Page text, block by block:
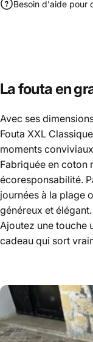
Besoin d'aide pour
La fouta en
Avec ses
Fouta XXL
moments
Fabriquée en coton
écoresponsabilité.
journées à la plage
généreux et élégant.
Ajoutez une touche
cadeau qui sort